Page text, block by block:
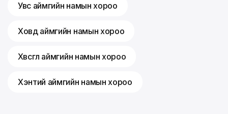
Увс аймгийн намын хороо
Ховд аймгийн намын хороо
Хөвсгөл аймгийн намын хороо
Хэнтий аймгийн намын хороо